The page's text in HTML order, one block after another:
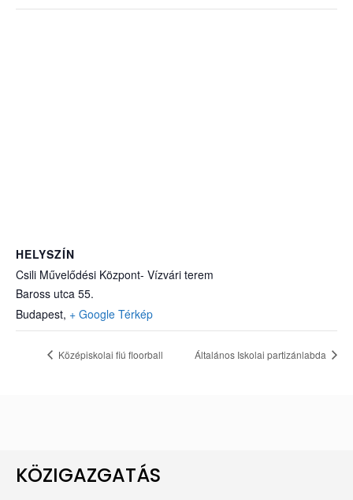
HELYSZÍN
Csili Művelődési Központ- Vízvári terem
Baross utca 55.
Budapest, + Google Térkép
Középiskolai fiú floorball Általános Iskolai partizánlabda
KÖZIGAZGATÁS